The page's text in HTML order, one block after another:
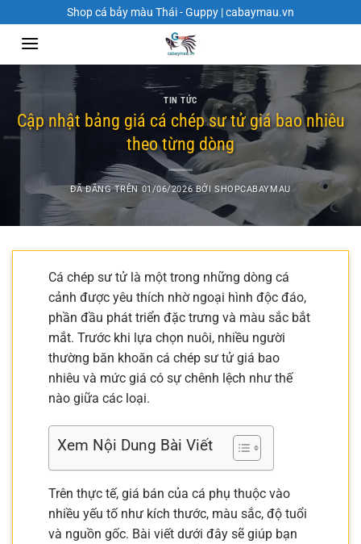
đến
dung
Shop cá bảy màu Thái - Guppy | cabaymau.vn
TIN TỨC
Cập nhật bảng giá cá chép sư tử giá bao nhiêu
theo từng dòng
ĐÃ ĐĂNG TRÊN 01/06/2026 BỞI SHOPCABAYMAU
Cá chép sư tử là một trong những dòng cá
cảnh được yêu thích nhờ ngoại hình độc đáo,
phần đầu phát triển đặc trưng và màu sắc bắt
mắt. Trước khi lựa chọn nuôi, nhiều người
thường băn khoăn cá chép sư tử giá bao
nhiêu và mức giá có sự chênh lệch như thế
nào giữa các loại.
Xem Nội Dung Bài Viết
Trên thực tế, giá bán của cá phụ thuộc vào
nhiều yếu tố như kích thước, màu sắc, độ tuổi
và nguồn gốc. Bài viết dưới đây sẽ giúp bạn